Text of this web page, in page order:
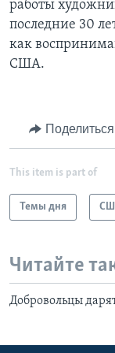
Learning English
СОЦИАЛЬНЫЕ СЕТИ
работы
последние 30
как
США.
Поделиться
This item is part of
Темы дня
Читайте
Добровольцы